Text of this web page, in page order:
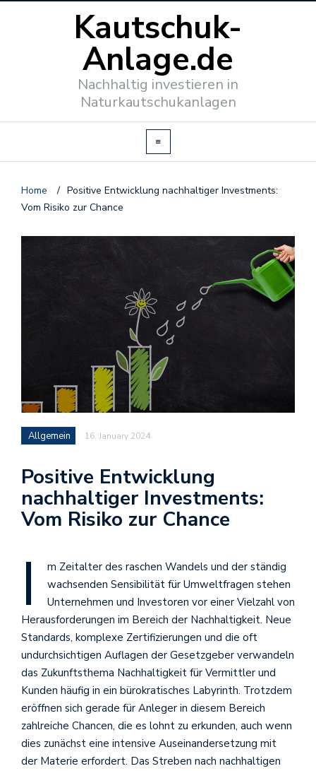
Kautschuk-
Anlage.de
Nachhaltig investieren in
Naturkautschukanlagen
Home / Positive Entwicklung nachhaltiger Investments:
Vom Risiko zur Chance
Allgemein 16. January 2024
Positive Entwicklung
nachhaltiger Investments:
Vom Risiko zur Chance
I
m Zeitalter des raschen Wandels und der ständig
wachsenden Sensibilität für Umweltfragen stehen
Unternehmen und Investoren vor einer Vielzahl von
Herausforderungen im Bereich der Nachhaltigkeit. Neue
Standards, komplexe Zertifizierungen und die oft
undurchsichtigen Auflagen der Gesetzgeber verwandeln
das Zukunftsthema Nachhaltigkeit für Vermittler und
Kunden häufig in ein bürokratisches Labyrinth. Trotzdem
eröffnen sich gerade für Anleger in diesem Bereich
zahlreiche Chancen, die es lohnt zu erkunden, auch wenn
dies zunächst eine intensive Auseinandersetzung mit
der Materie erfordert. Das Streben nach nachhaltigen